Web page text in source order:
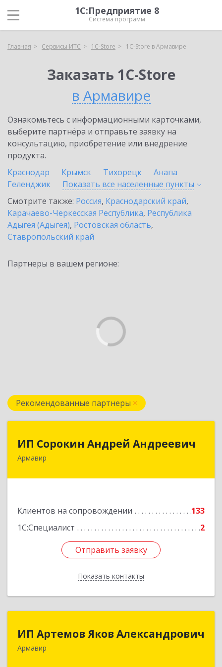
1С:Предприятие 8
Система программ
Главная Сервисы ИТС 1C-Store 1C-Store в Армавире
Заказать 1C-Store
в Армавире
Ознакомьтесь с информационными карточками,
выберите партнёра и отправьте заявку на
консультацию, приобретение или внедрение
продукта.
Краснодар
Крымск Тихорецк
Анапа
Геленджик
Показать все населенные пункты
Смотрите также: Россия, Краснодарский край,
Карачаево-Черкесская Республика, Республика
Адыгея (Адыгея), Ростовская область,
Ставропольский край
Партнеры в вашем регионе:
Рекомендованные партнеры
ИП Сорокин Андрей Андреевич
Армавир
Клиентов на сопровождении
133
1С:Специалист
2
Отправить заявку
Показать контакты
ИП Сорокин Андрей Андреевич
Отправить заявку
Назад
ИП Артемов Яков Александрович
Армавир